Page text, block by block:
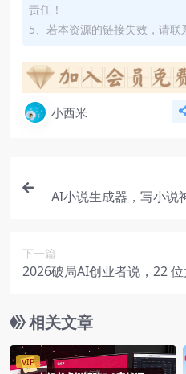
责任！
5、若本资源的链接失效，请联
小西米
AI小说生成器，写小说
下一篇
2026破局AI创业者说，22
相关文章
VIP